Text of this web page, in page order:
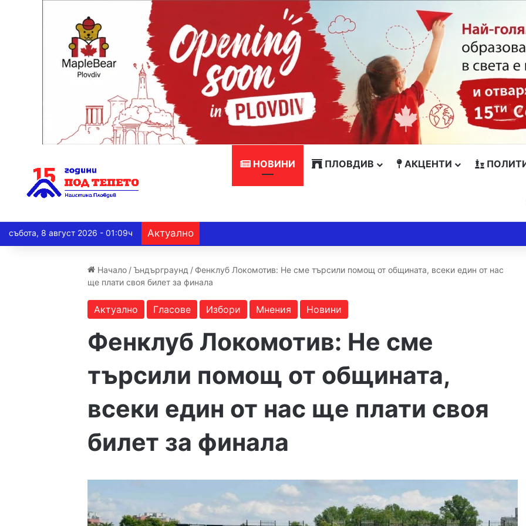
НОВИНИ ПЛОВДИВ АКЦЕНТИ
събота, 8 август 2026 - 01:09ч Актуално
Начало / Ъндърграунд / Фенклуб Локомотив: Не сме търсили помощ от общината, всеки един от нас
ще плати своя билет за финала
Актуално Гласове Избори Мнения Новини
Фенклуб Локомотив: Не сме
търсили помощ от общината,
всеки един от нас ще плати своя
билет за финала